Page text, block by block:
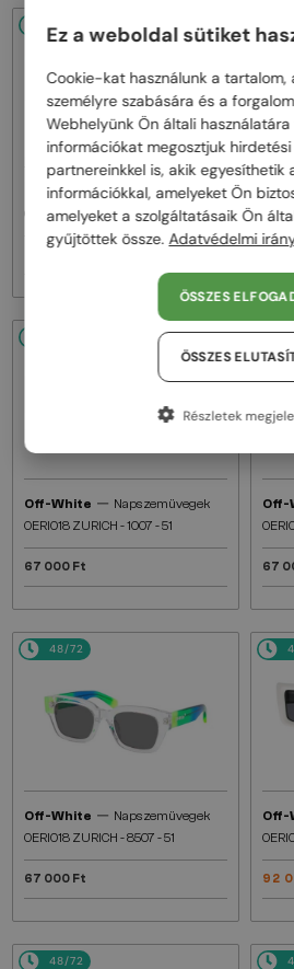
48/72
Off-White—Napszemüvegek
OERI017 NASSAU - 1107 - 51
Off-
Off-White — Napszemüvegek
OERI018 ZURICH - 1007 - 51
67 000 Ft
Off-
67
48/72
Off-White — Napszemüvegek
OERI018 ZURICH - 8507 - 51
67 000 Ft
Off-
92
48/72
Ez a weboldal sütiket
Cookie-kat használunk a tartalom,
személyre szabására és a
Webhelyünk Ön általi használatára
információkat megosztjuk hirdetési
partnereinkkel is, akik egyesíthetik
információkkal, amelyeket Ön
amelyeket a szolgáltatásaik Ön
gyűjtöttek össze.Adatvédelmi
ÖSSZES
ÖSSZES
Részletek